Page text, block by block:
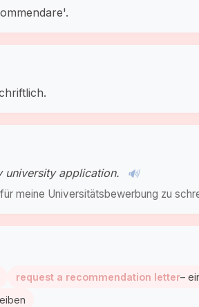
application. 🔊
für meine Universitätsbewerbung zu
request a recommendation letter–